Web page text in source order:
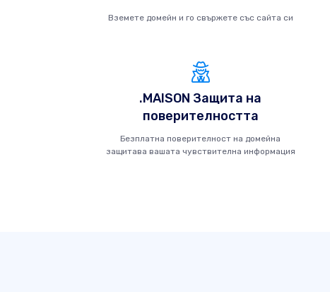
Вземете домейн и го свържете със сайта си
.MAISON Защита на
поверителността
Безплатна поверителност на домейна
защитава вашата чувствителна информация